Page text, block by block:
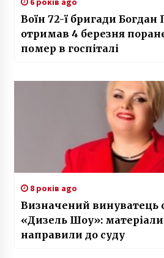
Воїн 72-ї бригади Богдан
отримав 4 березня
помер в госпіталі
8 років ago
Визначений винуватець
«Дизель Шоу»:
направили до суду